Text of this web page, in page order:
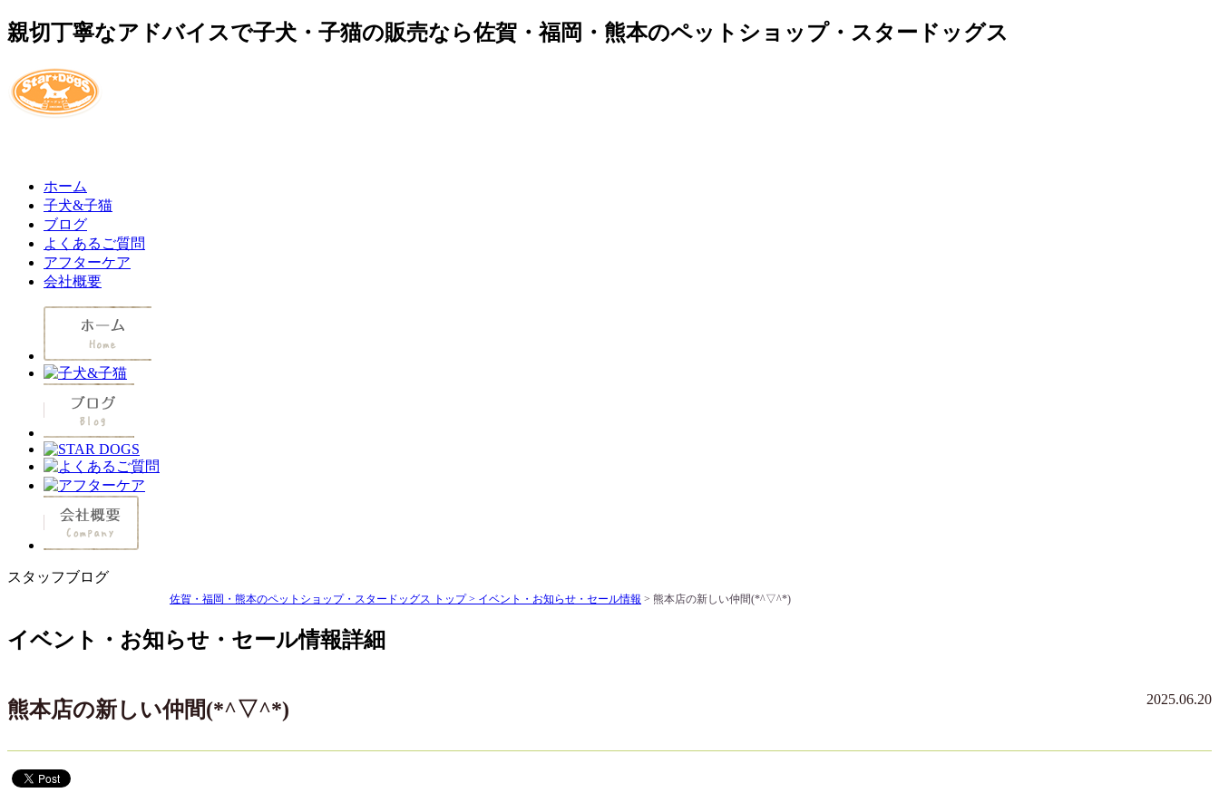
親切丁寧なアドバイスで子犬・子猫の販売なら佐賀・福岡・熊本のペットショップ・スタードッグス
ホーム
子犬&子猫
ブログ
よくあるご質問
アフターケア
会社概要
スタッフブログ
佐賀・福岡・熊本のペットショップ・スタードッグス トップ > イベント・お知らせ・セール情報 > 熊本店の新しい仲間(*^▽^*)
イベント・お知らせ・セール情報詳細
2025.06.20
熊本店の新しい仲間(*^▽^*)